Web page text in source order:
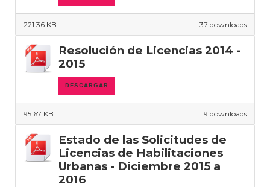
37 downloads
221.36 KB
Resolución de Licencias 2014 -
2015
DESCARGAR
19 downloads
95.67 KB
Estado de las Solicitudes de
Licencias de Habilitaciones
Urbanas - Diciembre 2015 a
2016